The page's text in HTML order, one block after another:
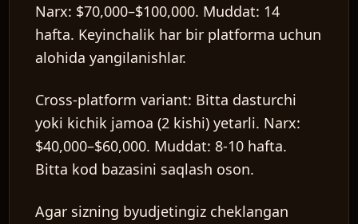
Narx: $70,000–$100,000. Muddat: 14
hafta. Keyinchalik har bir platforma uchun
alohida yangilanishlar.
Cross-platform variant: Bitta dasturchi
yoki kichik jamoa (2 kishi) yetarli. Narx:
$40,000–$60,000. Muddat: 8-10 hafta.
Bitta kod bazasini saqlash oson.
Agar sizning byudjetingiz cheklangan